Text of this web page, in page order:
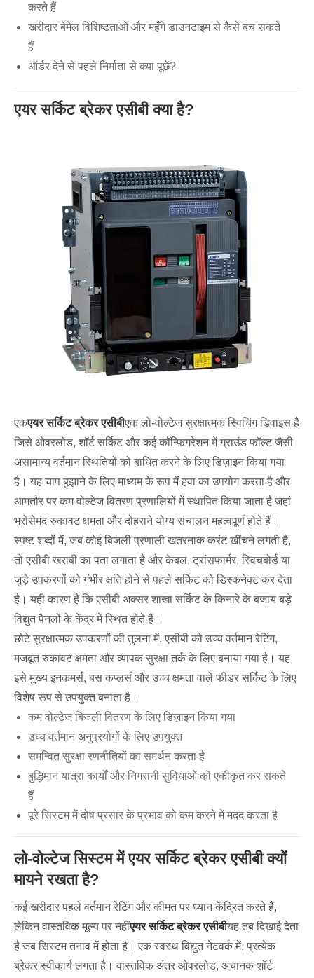
करते हैं
खरीदार बेमेल विशिष्टताओं और महँगे डाउनटाइम से कैसे बच सकते
हैं
ऑर्डर देने से पहले निर्माता से क्या पूछें?
एयर सर्किट ब्रेकर एसीबी क्या है?
एकएयर सर्किट ब्रेकर एसीबीएक लो-वोल्टेज सुरक्षात्मक स्विचिंग डिवाइस है
जिसे ओवरलोड, शॉर्ट सर्किट और कई कॉन्फ़िगरेशन में ग्राउंड फॉल्ट जैसी
असामान्य वर्तमान स्थितियों को बाधित करने के लिए डिज़ाइन किया गया
है। यह चाप बुझाने के लिए माध्यम के रूप में हवा का उपयोग करता है और
आमतौर पर कम वोल्टेज वितरण प्रणालियों में स्थापित किया जाता है जहां
भरोसेमंद रुकावट क्षमता और दोहराने योग्य संचालन महत्वपूर्ण होते हैं।
स्पष्ट शब्दों में, जब कोई बिजली प्रणाली खतरनाक करंट खींचने लगती है,
तो एसीबी खराबी का पता लगाता है और केबल, ट्रांसफार्मर, स्विचबोर्ड या
जुड़े उपकरणों को गंभीर क्षति होने से पहले सर्किट को डिस्कनेक्ट कर देता
है। यही कारण है कि एसीबी अक्सर शाखा सर्किट के किनारे के बजाय बड़े
विद्युत पैनलों के केंद्र में स्थित होते हैं।
छोटे सुरक्षात्मक उपकरणों की तुलना में, एसीबी को उच्च वर्तमान रेटिंग,
मजबूत रुकावट क्षमता और व्यापक सुरक्षा तर्क के लिए बनाया गया है। यह
इसे मुख्य इनकमर्स, बस कप्लर्स और उच्च क्षमता वाले फीडर सर्किट के लिए
विशेष रूप से उपयुक्त बनाता है।
कम वोल्टेज बिजली वितरण के लिए डिज़ाइन किया गया
उच्च वर्तमान अनुप्रयोगों के लिए उपयुक्त
समन्वित सुरक्षा रणनीतियों का समर्थन करता है
बुद्धिमान यात्रा कार्यों और निगरानी सुविधाओं को एकीकृत कर सकते
हैं
पूरे सिस्टम में दोष प्रसार के प्रभाव को कम करने में मदद करता है
लो-वोल्टेज सिस्टम में एयर सर्किट ब्रेकर एसीबी क्यों
मायने रखता है?
कई खरीदार पहले वर्तमान रेटिंग और कीमत पर ध्यान केंद्रित करते हैं,
लेकिन वास्तविक मूल्य पर नहींएयर सर्किट ब्रेकर एसीबीयह तब दिखाई देता
है जब सिस्टम तनाव में होता है। एक स्वस्थ विद्युत नेटवर्क में, प्रत्येक
ब्रेकर स्वीकार्य लगता है। वास्तविक अंतर ओवरलोड, अचानक शॉर्ट